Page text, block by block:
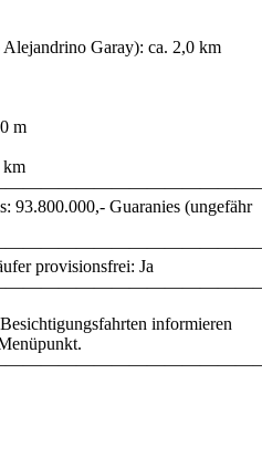
Garay): ca. 2,0 km
m
km
93.800.000,- Guaranies (ungefähr
provisionsfrei: Ja
informieren